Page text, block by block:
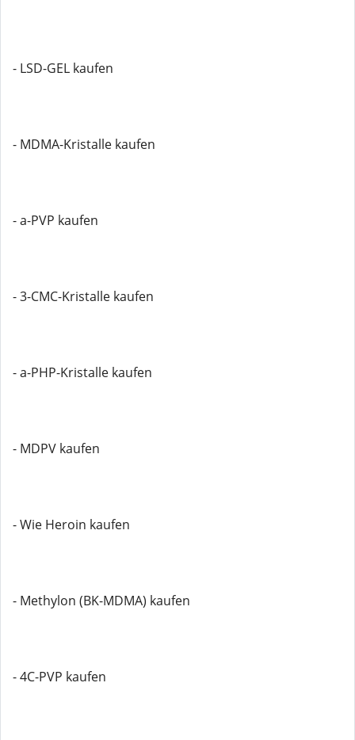
- LSD-GEL kaufen
- MDMA-Kristalle kaufen
- a-PVP kaufen
- 3-CMC-Kristalle kaufen
- a-PHP-Kristalle kaufen
- MDPV kaufen
- Wie Heroin kaufen
- Methylon (BK-MDMA) kaufen
- 4C-PVP kaufen